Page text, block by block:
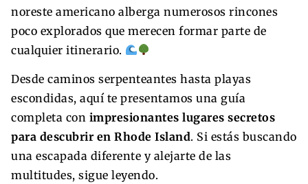
noreste americano alberga numerosos rincones
poco explorados que merecen formar parte de
cualquier itinerario.
Desde caminos serpenteantes hasta playas
escondidas, aquí te presentamos una guía
completa con impresionantes lugares secretos
para descubrir en Rhode Island. Si estás buscando
una escapada diferente y alejarte de las
multitudes, sigue leyendo.